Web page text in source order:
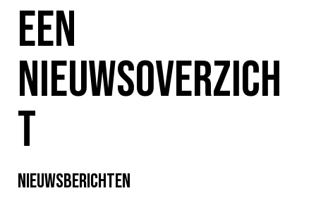
Een
nieuwsoverzich
t
Nieuwsberichten